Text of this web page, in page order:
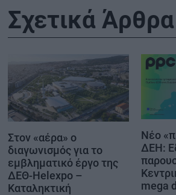
Σχετικά Άρθρα
Στον «αέρα» ο
διαγωνισμός για το
εμβληματικό έργο της
ΔΕΘ-Helexpo –
Καταληκτική
Νέο
ΔΕΗ:
mega